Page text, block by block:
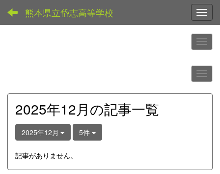
熊本県立岱志高等学校
2025年12月の記事一覧
2025年12月 5件
記事がありません。